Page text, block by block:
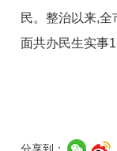
民。整治以来,
面共办民生实事
分享到：